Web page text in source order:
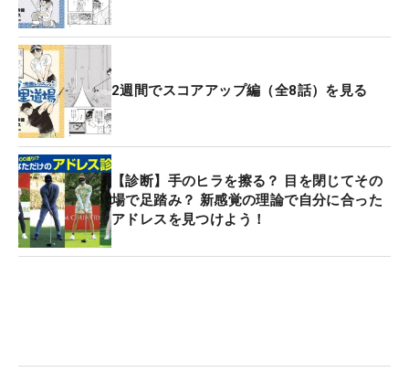
2週間でスコアアップ編（全8話）を見る
【診断】手のヒラを擦る？ 目を閉じてその
場で足踏み？ 新感覚の理論で自分に合った
アドレスを見つけよう！